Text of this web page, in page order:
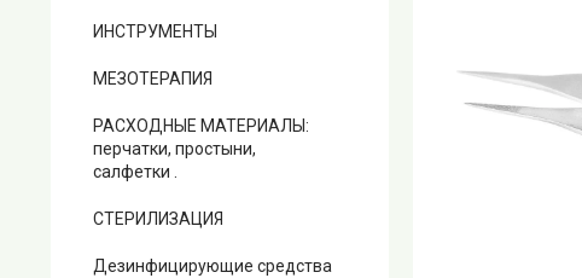
ИНСТРУМЕНТЫ
МЕЗОТЕРАПИЯ
РАСХОДНЫЕ МАТЕРИАЛЫ:
перчатки, простыни,
салфетки .
СТЕРИЛИЗАЦИЯ
Дезинфицирующие средства